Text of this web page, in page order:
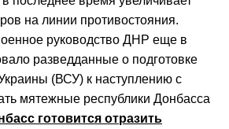
на линии противостояния.
руководство ДНР еще в
разведданные о подготовке
(ВСУ) к наступлению с
мятежные республики Донбасса
готовится отразить